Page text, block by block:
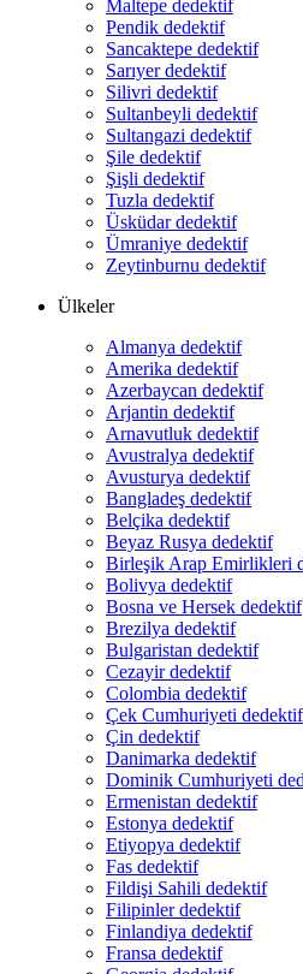
Maltepe dedektif
Pendik dedektif
Sancaktepe dedektif
Sarıyer dedektif
Silivri dedektif
Sultanbeyli dedektif
Sultangazi dedektif
Şile dedektif
Şişli dedektif
Tuzla dedektif
Üsküdar dedektif
Ümraniye dedektif
Zeytinburnu dedektif
Ülkeler
Almanya dedektif
Amerika dedektif
Azerbaycan dedektif
Arjantin dedektif
Arnavutluk dedektif
Avustralya dedektif
Avusturya dedektif
Bangladeş dedektif
Belçika dedektif
Beyaz Rusya dedektif
Birleşik Arap Emirlikleri
Bolivya dedektif
Bosna ve Hersek dedektif
Brezilya dedektif
Bulgaristan dedektif
Cezayir dedektif
Colombia dedektif
Çek Cumhuriyeti dedektif
Çin dedektif
Danimarka dedektif
Dominik Cumhuriyeti
Ermenistan dedektif
Estonya dedektif
Etiyopya dedektif
Fas dedektif
Fildişi Sahili dedektif
Filipinler dedektif
Finlandiya dedektif
Fransa dedektif